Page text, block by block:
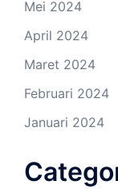
Mei 2024
April 2024
Maret 2024
Februari 2024
Januari 2024